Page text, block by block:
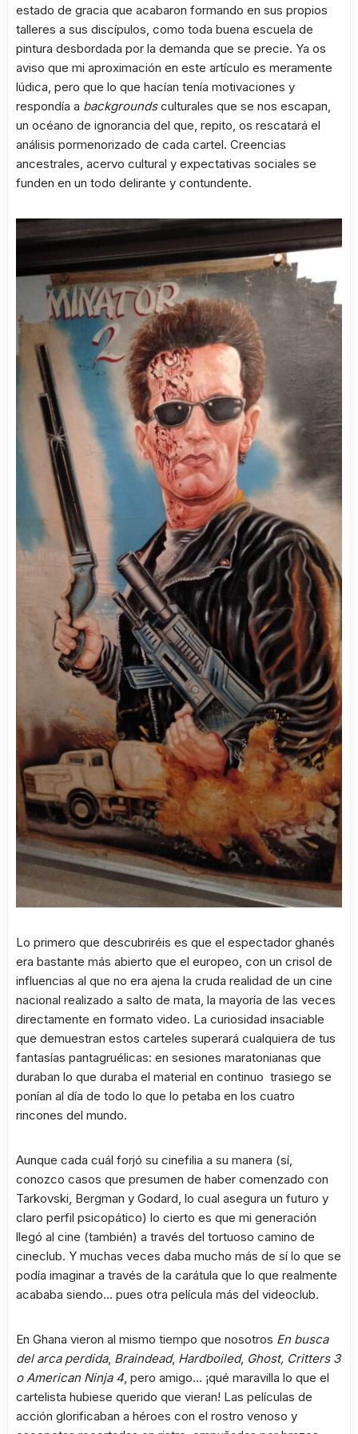
estado de gracia que acabaron formando en sus propios
talleres a sus discípulos, como toda buena escuela de
pintura desbordada por la demanda que se precie. Ya os
aviso que mi aproximación en este artículo es meramente
lúdica, pero que lo que hacían tenía motivaciones y
respondía a backgroundsculturales que se nos escapan,
un océano de ignorancia del que, repito, os rescatará el
análisis pormenorizado de cada cartel. Creencias
ancestrales, acervo cultural y expectativas sociales se
funden en un todo delirante y contundente.
Lo primero que descubriréis es que el espectador ghanés
era bastante más abierto que el europeo, con un crisol de
influencias al que no era ajena la cruda realidad de un cine
nacional realizado a salto de mata, la mayoría de las veces
directamente en formato video. La curiosidad insaciable
que demuestran estos carteles superará cualquiera de tus
fantasías pantagruélicas: en sesiones maratonianas que
duraban lo que duraba el material en continuo trasiego se
ponían al día de todo lo que lo petaba en los cuatro
rincones del mundo.
Aunque cada cuál forjó su cinefilia a su manera (sí,
conozco casos que presumen de haber comenzado con
Tarkovski, Bergman y Godard, lo cual asegura un futuro y
claro perfil psicopático) lo cierto es que mi generación
llegó al cine (también) a través del tortuoso camino de
cineclub. Y muchas veces daba mucho más de sí lo que se
podía imaginar a través de la carátula que lo que realmente
acababa siendo… pues otra película más del videoclub.
En Ghana vieron al mismo tiempo que nosotros En busca
del arca perdida, Braindead, Hardboiled, Ghost, Critters 3
o American Ninja 4, pero amigo… ¡qué maravilla lo que el
cartelista hubiese querido que vieran! Las películas de
acción glorificaban a héroes con el rostro venoso y